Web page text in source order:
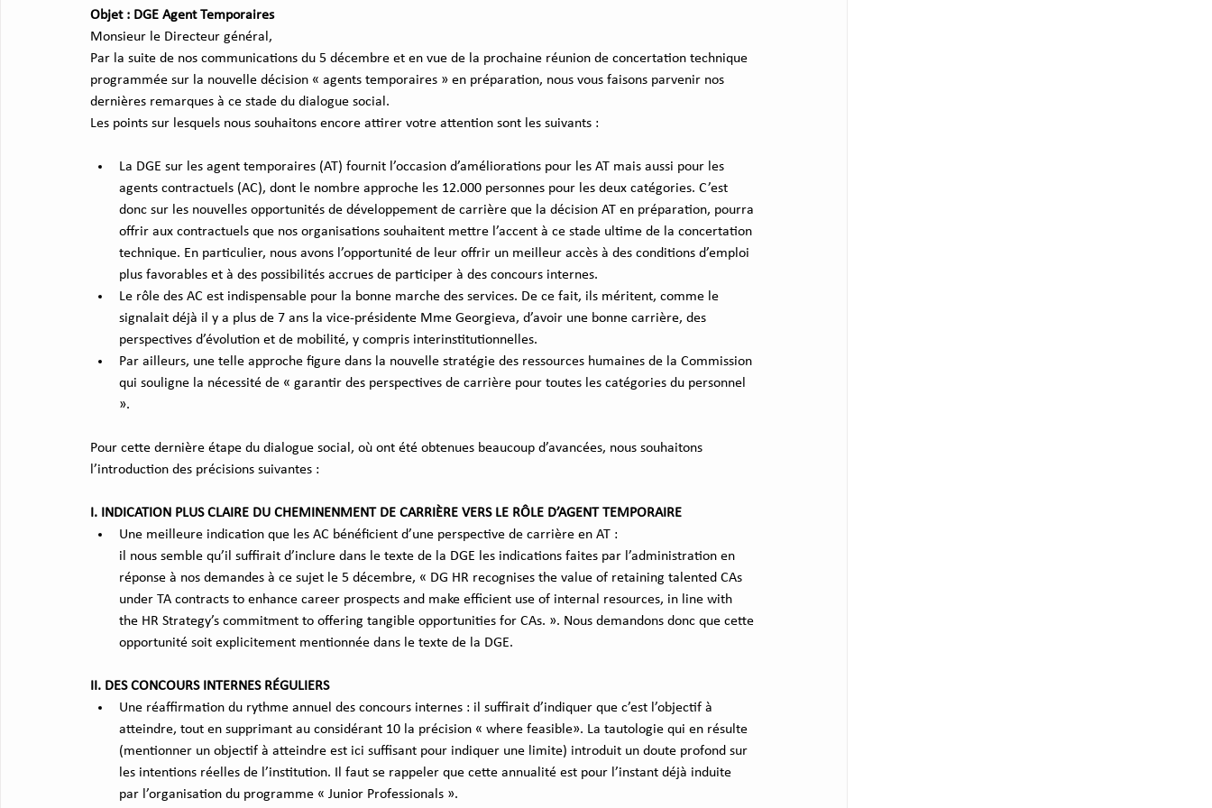
Objet : DGE Agent Temporaires
Monsieur le Directeur général,
Par la suite de nos communications du 5 décembre et en vue de la prochaine réunion de concertation technique
programmée sur la nouvelle décision « agents temporaires » en préparation, nous vous faisons parvenir nos
dernières remarques à ce stade du dialogue social.
Les points sur lesquels nous souhaitons encore attirer votre attention sont les suivants :
La DGE sur les agent temporaires (AT) fournit l’occasion d’améliorations pour les AT mais aussi pour les
agents contractuels (AC), dont le nombre approche les 12.000 personnes pour les deux catégories. C’est
donc sur les nouvelles opportunités de développement de carrière que la décision AT en préparation, pourra
offrir aux contractuels que nos organisations souhaitent mettre l’accent à ce stade ultime de la concertation
technique. En particulier, nous avons l’opportunité de leur offrir un meilleur accès à des conditions d’emploi
plus favorables et à des possibilités accrues de participer à des concours internes.
Le rôle des AC est indispensable pour la bonne marche des services. De ce fait, ils méritent, comme le
signalait déjà il y a plus de 7 ans la vice-présidente Mme Georgieva, d’avoir une bonne carrière, des
perspectives d’évolution et de mobilité, y compris interinstitutionnelles.
Par ailleurs, une telle approche figure dans la nouvelle stratégie des ressources humaines de la Commission
qui souligne la nécessité de « garantir des perspectives de carrière pour toutes les catégories du personnel
».
Pour cette dernière étape du dialogue social, où ont été obtenues beaucoup d’avancées, nous souhaitons
l’introduction des précisions suivantes :
I. INDICATION PLUS CLAIRE DU CHEMINENMENT DE CARRIÈRE VERS LE RÔLE D’AGENT TEMPORAIRE
Une meilleure indication que les AC bénéficient d’une perspective de carrière en AT :
il nous semble qu’il suffirait d’inclure dans le texte de la DGE les indications faites par l’administration en
réponse à nos demandes à ce sujet le 5 décembre, « DG HR recognises the value of retaining talented CAs
under TA contracts to enhance career prospects and make efficient use of internal resources, in line with
the HR Strategy’s commitment to offering tangible opportunities for CAs. ». Nous demandons donc que cette
opportunité soit explicitement mentionnée dans le texte de la DGE.
II. DES CONCOURS INTERNES RÉGULIERS
Une réaffirmation du rythme annuel des concours internes : il suffirait d’indiquer que c’est l’objectif à
atteindre, tout en supprimant au considérant 10 la précision « where feasible». La tautologie qui en résulte
(mentionner un objectif à atteindre est ici suffisant pour indiquer une limite) introduit un doute profond sur
les intentions réelles de l’institution. Il faut se rappeler que cette annualité est pour l’instant déjà induite
par l’organisation du programme « Junior Professionals ».